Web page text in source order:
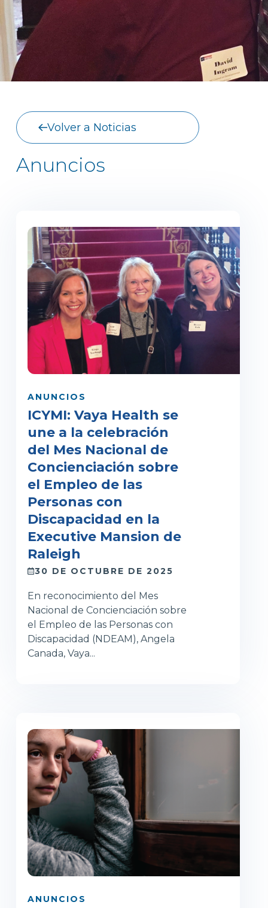
Volver a Noticias
Anuncios
ANUNCIOS
ICYMI: Vaya Health se
une a la celebración
del Mes Nacional de
Concienciación sobre
el Empleo de las
Personas con
Discapacidad en la
Executive Mansion de
Raleigh
30 DE OCTUBRE DE 2025
En reconocimiento del Mes
Nacional de Concienciación sobre
el Empleo de las Personas con
Discapacidad (NDEAM), Angela
Canada, Vaya...
ANUNCIOS